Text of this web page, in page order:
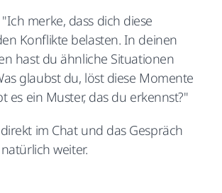
"Ich merke, dass dich diese
Konflikte belasten. In deinen
hast du ähnliche Situationen
glaubst du, löst diese Momente
es ein Muster, das du erkennst?"
im Chat und das Gespräch
weiter.